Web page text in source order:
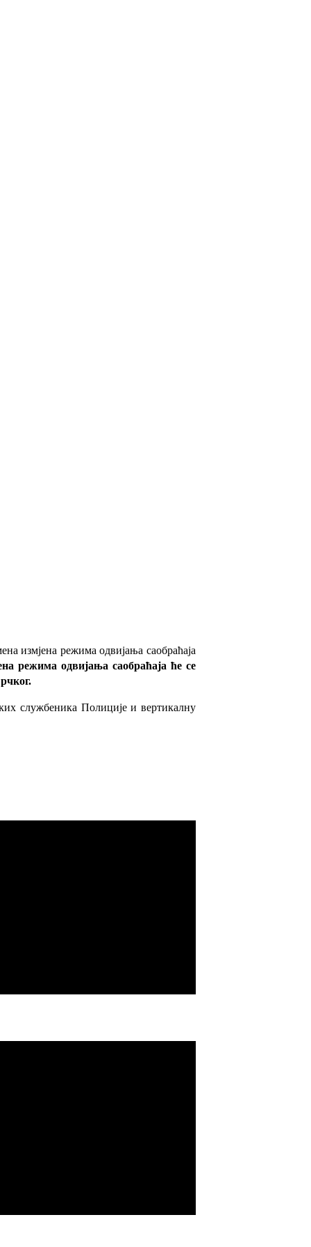
измјена режима одвијања саобраћаја
режима одвијања саобраћаја ће се
службеника Полиције и вертикалну